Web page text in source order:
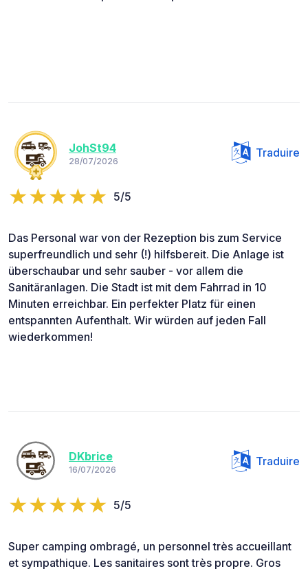
JohSt94
28/07/2026
Traduire
5/5
Das Personal war von der Rezeption bis zum Service
superfreundlich und sehr (!) hilfsbereit. Die Anlage ist
überschaubar und sehr sauber - vor allem die
Sanitäranlagen. Die Stadt ist mit dem Fahrrad in 10
Minuten erreichbar. Ein perfekter Platz für einen
entspannten Aufenthalt. Wir würden auf jeden Fall
wiederkommen!
DKbrice
16/07/2026
Traduire
5/5
Super camping ombragé, un personnel très accueillant
et sympathique. Les sanitaires sont très propre. Gros